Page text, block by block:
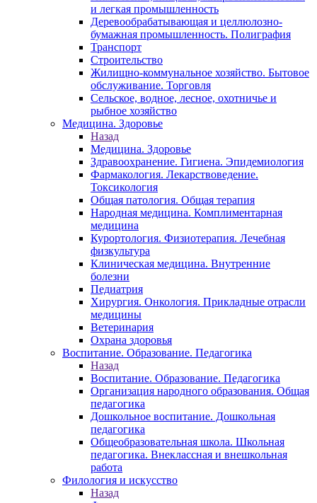
и легкая промышленность
Деревообрабатывающая и целлюлозно-
бумажная промышленность. Полиграфия
Транспорт
Строительство
Жилищно-коммунальное хозяйство. Бытовое
обслуживание. Торговля
Сельское, водное, лесное, охотничье и
рыбное хозяйство
Медицина. Здоровье
Назад
Медицина. Здоровье
Здравоохранение. Гигиена. Эпидемиология
Фармакология. Лекарствоведение.
Токсикология
Общая патология. Общая терапия
Народная медицина. Комплиментарная
медицина
Курортология. Физиотерапия. Лечебная
физкультура
Клиническая медицина. Внутренние
болезни
Педиатрия
Хирургия. Онкология. Прикладные отрасли
медицины
Ветеринария
Охрана здоровья
Воспитание. Образование. Педагогика
Назад
Воспитание. Образование. Педагогика
Организация народного образования. Общая
педагогика
Дошкольное воспитание. Дошкольная
педагогика
Общеобразовательная школа. Школьная
педагогика. Внеклассная и внешкольная
работа
Филология и искусство
Назад